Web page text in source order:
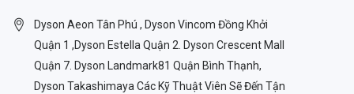
Dyson Aeon Tân Phú , Dyson Vincom Đồng Khởi
Quận 1 ,Dyson Estella Quận 2. Dyson Crescent Mall
Quận 7. Dyson Landmark81 Quận Bình Thạnh,
Dyson Takashimaya Các Kỹ Thuật Viên Sẽ Đến Tận